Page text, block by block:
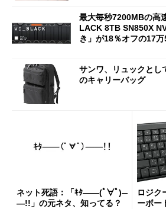
最大毎秒7200MBの高
LACK 8TB SN850X
き」が18％オフの17
サンワ、リュックとし
のキャリーバッグ
ネット死語：「ｷﾀ――(ﾟ∀ﾟ)―
―!!」の元ネタ、知ってる？
ロジク
ーボー